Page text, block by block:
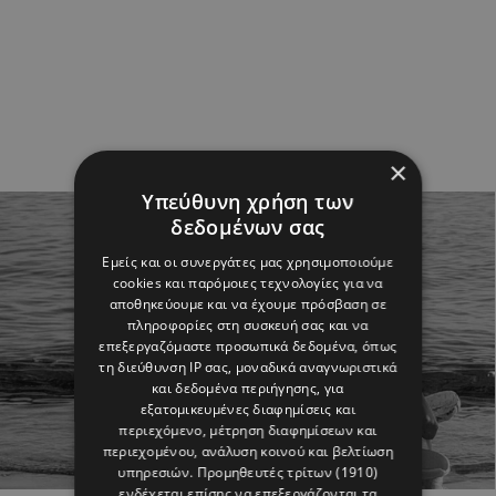
×
Υπεύθυνη χρήση των
δεδομένων σας
Εμείς και οι συνεργάτες μας χρησιμοποιούμε
cookies και παρόμοιες τεχνολογίες για να
αποθηκεύουμε και να έχουμε πρόσβαση σε
πληροφορίες στη συσκευή σας και να
επεξεργαζόμαστε προσωπικά δεδομένα, όπως
τη διεύθυνση IP σας, μοναδικά αναγνωριστικά
και δεδομένα περιήγησης, για
εξατομικευμένες διαφημίσεις και
περιεχόμενο, μέτρηση διαφημίσεων και
περιεχομένου, ανάλυση κοινού και βελτίωση
υπηρεσιών. Προμηθευτές τρίτων (1910)